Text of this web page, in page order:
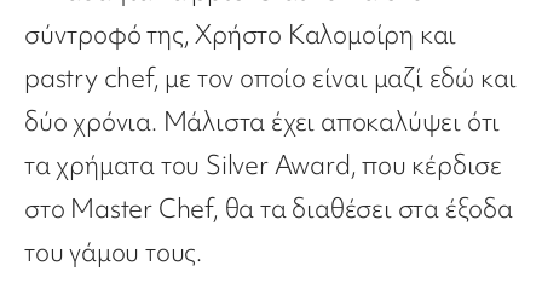
σύντροφό της, Χρήστο Καλομοίρη και
pastry chef, με τον οποίο είναι μαζί εδώ και
δύο χρόνια. Μάλιστα έχει αποκαλύψει ότι
τα χρήματα του Silver Award, που κέρδισε
στο Master Chef, θα τα διαθέσει στα έξοδα
του γάμου τους.